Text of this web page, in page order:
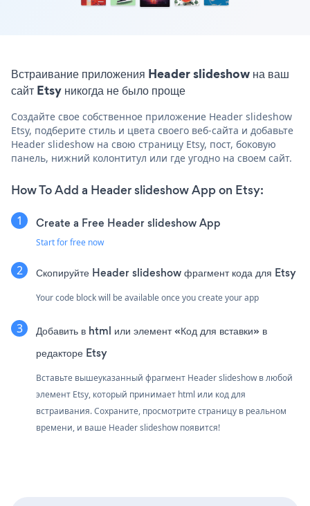
Встраивание приложения Header slideshow на ваш
сайт Etsy никогда не было проще
Создайте свое собственное приложение Header slideshow
Etsy, подберите стиль и цвета своего веб-сайта и добавьте
Header slideshow на свою страницу Etsy, пост, боковую
панель, нижний колонтитул или где угодно на своем сайт.
How To Add a Header slideshow App on Etsy:
Create a Free Header slideshow App
Start for free now
Скопируйте Header slideshow фрагмент кода для Etsy
Your code block will be available once you create your app
Добавить в html или элемент «Код для вставки» в
редакторе Etsy
Вставьте вышеуказанный фрагмент Header slideshow в любой
элемент Etsy, который принимает html или код для
встраивания. Сохраните, просмотрите страницу в реальном
времени, и ваше Header slideshow появится!